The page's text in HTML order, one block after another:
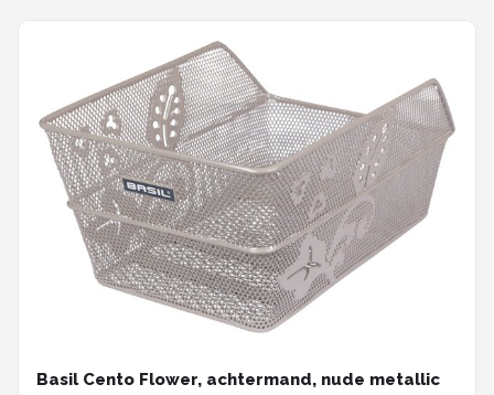
Basil Cento Flower, achtermand, nude metallic